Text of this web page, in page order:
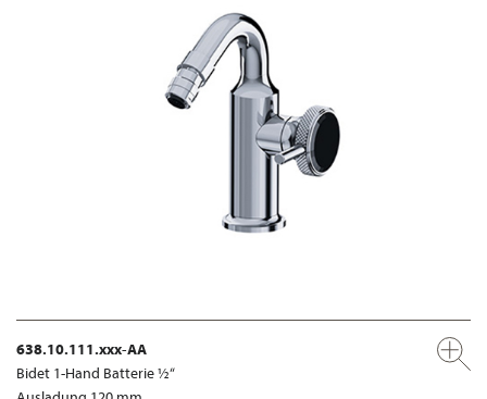
638.10.111.xxx-AA
Bidet 1-Hand Batterie ½“